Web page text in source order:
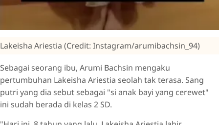
Lakeisha Ariestia (Credit: Instagram/arumibachsin_94)
Sebagai seorang ibu, Arumi Bachsin mengaku
pertumbuhan Lakeisha Ariestia seolah tak terasa. Sang
putri yang dia sebut sebagai "si anak bayi yang cerewet"
ini sudah berada di kelas 2 SD.